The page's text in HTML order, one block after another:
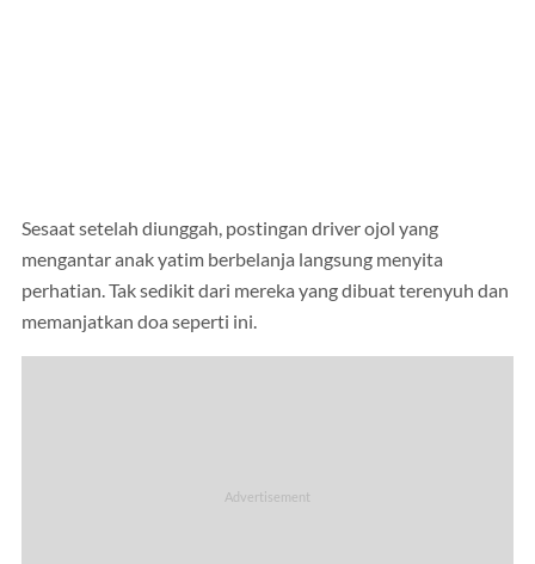
Sesaat setelah diunggah, postingan driver ojol yang
mengantar anak yatim berbelanja langsung menyita
perhatian. Tak sedikit dari mereka yang dibuat terenyuh dan
memanjatkan doa seperti ini.